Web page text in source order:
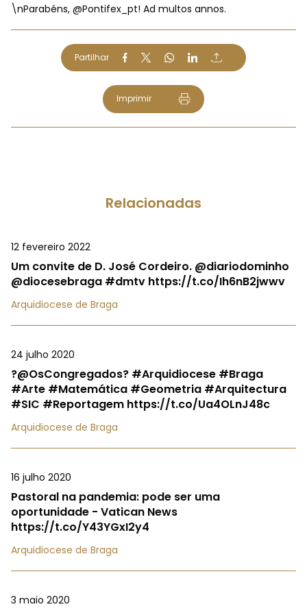
\nParabéns, @Pontifex_pt! Ad multos annos.
Partilhar
Imprimir
Relacionadas
12 fevereiro 2022
Um convite de D. José Cordeiro. @diariodominho
@diocesebraga #dmtv https://t.co/Ih6nB2jwwv
Arquidiocese de Braga
24 julho 2020
?@OsCongregados? #Arquidiocese #Braga
#Arte #Matemática #Geometria #Arquitectura
#SIC #Reportagem https://t.co/Ua4OLnJ48c
Arquidiocese de Braga
16 julho 2020
Pastoral na pandemia: pode ser uma
oportunidade - Vatican News
https://t.co/Y43YGxI2y4
Arquidiocese de Braga
3 maio 2020